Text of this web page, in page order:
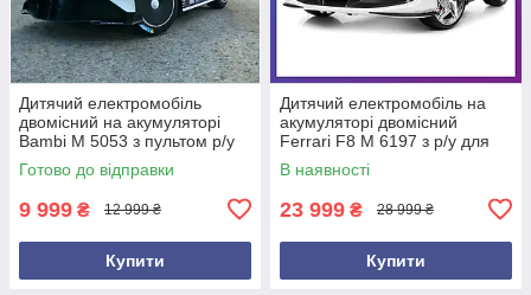
Дитячий електромобіль
двомісний на акумуляторі
Bambi M 5053 з пультом р/у
для дітей 3-8 років Білий
Готово до відправки
9 999 ₴ 12 999 ₴
Купити
Дитячий електромобіль на
акумуляторі двомісний
Ferrari F8 M 6197 з р/у для
дітей 3-8 років Білий
В наявності
23 999 ₴ 28 999 ₴
Купити